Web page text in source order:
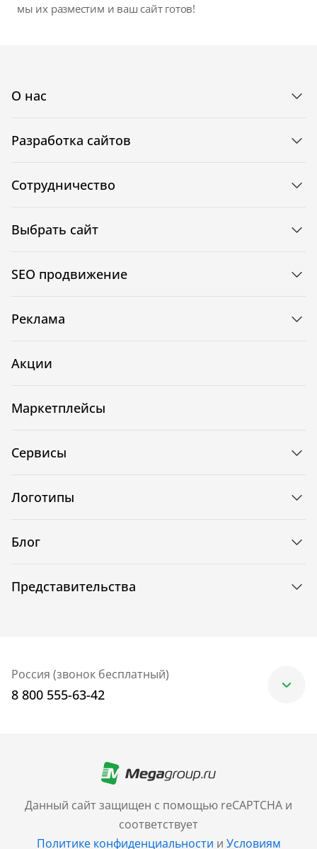
мы их разместим и ваш сайт готов!
Данный сайт защищен с помощью reCAPTCHA и
соответствует
Политике конфиденциальности и Условиям
О нас
Разработка сайтов
Сотрудничество
Выбрать сайт
SEO продвижение
Реклама
Акции
Маркетплейсы
Сервисы
Логотипы
Блог
Представительства
Россия (звонок бесплатный)
8 800 555-63-42
+7 (499) 705-30-10
Санкт-Петербург
+7 (812) 600-77-33